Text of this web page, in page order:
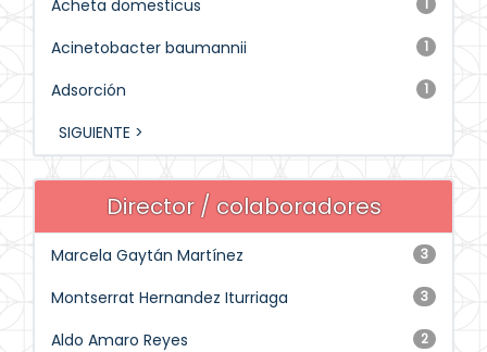
Acheta domesticus
1
Acinetobacter baumannii
1
Adsorción
SIGUIENTE >
Director / colaboradores
3
Marcela Gaytán Martínez
3
Montserrat Hernandez Iturriaga
2
Aldo Amaro Reyes